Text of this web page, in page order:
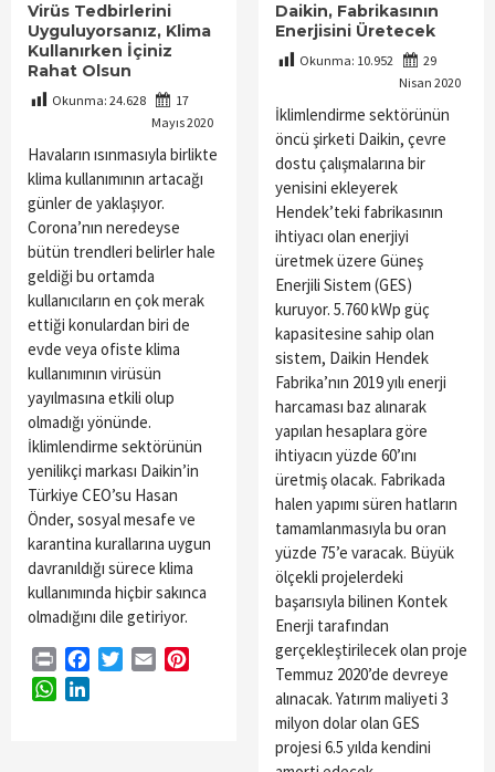
Virüs Tedbirlerini
Uyguluyorsanız, Klima
Kullanırken İçiniz
Rahat Olsun
Okunma: 24.628
17
Mayıs 2020
Havaların ısınmasıyla birlikte
klima kullanımının artacağı
günler de yaklaşıyor.
Corona’nın neredeyse
bütün trendleri belirler hale
geldiği bu ortamda
kullanıcıların en çok merak
ettiği konulardan biri de
evde veya ofiste klima
kullanımının virüsün
yayılmasına etkili olup
olmadığı yönünde.
İklimlendirme sektörünün
yenilikçi markası Daikin’in
Türkiye CEO’su Hasan
Önder, sosyal mesafe ve
karantina kurallarına uygun
davranıldığı sürece klima
kullanımında hiçbir sakınca
olmadığını dile getiriyor.
Print FacebookTwitterEmail
WhatsApp
Daikin, Fabrikasının
Enerjisini Üretecek
Okunma: 10.952
29
Nisan 2020
İklimlendirme sektörünün
öncü şirketi Daikin, çevre
dostu çalışmalarına bir
yenisini ekleyerek
Hendek’teki fabrikasının
ihtiyacı olan enerjiyi
üretmek üzere Güneş
Enerjili Sistem (GES)
kuruyor. 5.760 kWp güç
kapasitesine sahip olan
sistem, Daikin Hendek
Fabrika’nın 2019 yılı enerji
harcaması baz alınarak
yapılan hesaplara göre
ihtiyacın yüzde 60’ını
üretmiş olacak. Fabrikada
halen yapımı süren hatların
tamamlanmasıyla bu oran
yüzde 75’e varacak. Büyük
ölçekli projelerdeki
başarısıyla bilinen Kontek
Enerji tarafından
gerçekleştirilecek olan proje
Temmuz 2020’de devreye
alınacak. Yatırım maliyeti 3
milyon dolar olan GES
projesi 6.5 yılda kendini